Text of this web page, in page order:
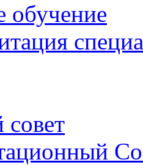
обучение